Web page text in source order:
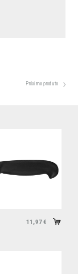
Próximo produto
11,97 €